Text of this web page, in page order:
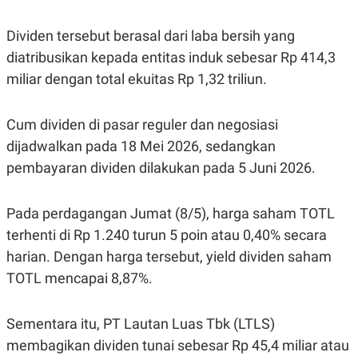
Dividen tersebut berasal dari laba bersih yang
diatribusikan kepada entitas induk sebesar Rp 414,3
miliar dengan total ekuitas Rp 1,32 triliun.
Cum dividen di pasar reguler dan negosiasi
dijadwalkan pada 18 Mei 2026, sedangkan
pembayaran dividen dilakukan pada 5 Juni 2026.
Pada perdagangan Jumat (8/5), harga saham TOTL
terhenti di Rp 1.240 turun 5 poin atau 0,40% secara
harian. Dengan harga tersebut, yield dividen saham
TOTL mencapai 8,87%.
Sementara itu, PT Lautan Luas Tbk (LTLS)
membagikan dividen tunai sebesar Rp 45,4 miliar atau